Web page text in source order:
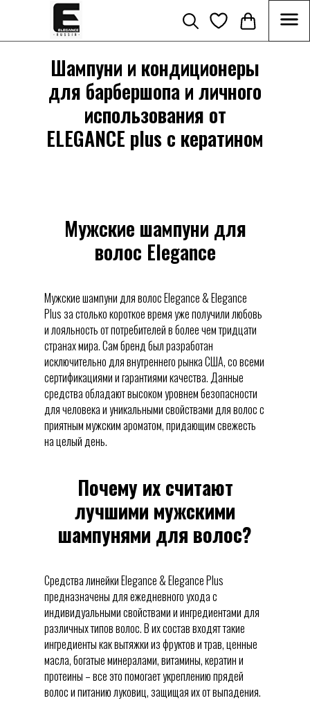
Шампуни и кондиционеры
для барбершопа и личного
использования от
ELEGANCE plus с кератином
Мужские шампуни для
волос Elegance
Мужские шампуни для волос Elegance & Elegance
Plus за столько короткое время уже получили любовь
и лояльность от потребителей в более чем тридцати
странах мира. Сам бренд был разработан
исключительно для внутреннего рынка США, со всеми
сертификациями и гарантиями качества. Данные
средства обладают высоком уровнем безопасности
для человека и уникальными свойствами для волос с
приятным мужским ароматом, придающим свежесть
на целый день.
Почему их считают
лучшими мужскими
шампунями для волос?
Средства линейки Elegance & Elegance Plus
предназначены для ежедневного ухода c
индивидуальными свойствами и ингредиентами для
различных типов волос. В их состав входят такие
ингредиенты как вытяжки из фруктов и трав, ценные
масла, богатые минералами, витамины, кератин и
протеины – все это помогает укреплению прядей
волос и питанию луковиц, защищая их от выпадения.